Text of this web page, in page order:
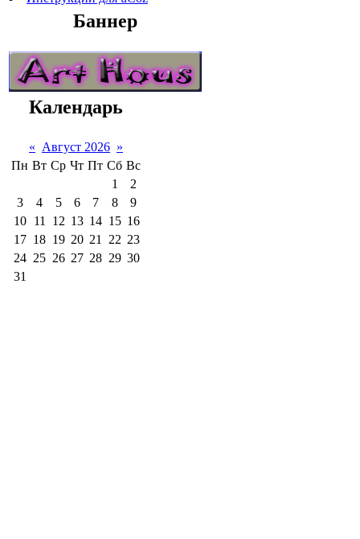
Баннер
Календарь
« Август 2026 »
Пн Вт Ср Чт Пт Сб Вс
1
2
3
4 5 6 7 8
9
10
11 12 13 14 15 16
17 18 19 20 21 22 23
24 25 26 27 28 29 30
31